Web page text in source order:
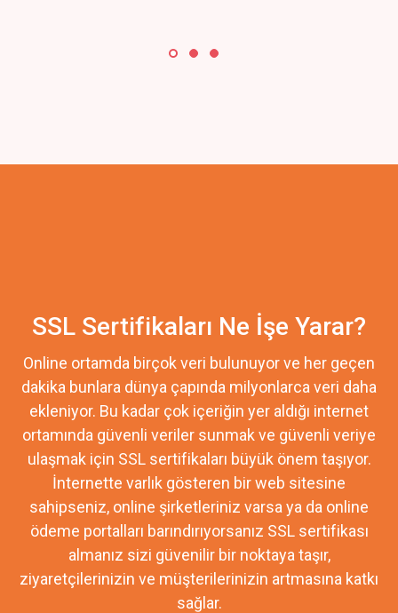
SSL Sertifikaları Ne İşe Yarar?
Online ortamda birçok veri bulunuyor ve her geçen
dakika bunlara dünya çapında milyonlarca veri daha
ekleniyor. Bu kadar çok içeriğin yer aldığı internet
ortamında güvenli veriler sunmak ve güvenli veriye
ulaşmak için SSL sertifikaları büyük önem taşıyor.
İnternette varlık gösteren bir web sitesine
sahipseniz, online şirketleriniz varsa ya da online
ödeme portalları barındırıyorsanız SSL sertifikası
almanız sizi güvenilir bir noktaya taşır,
ziyaretçilerinizin ve müşterilerinizin artmasına katkı
sağlar.